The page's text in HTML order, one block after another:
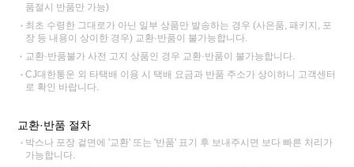
품절시 반품만 가능)
최초 수령한 그대로가 아닌 일부 상품만 발송하는 경우 (사은품, 패키지, 포
장 등 내용이 상이한 경우) 교환·반품이 불가능합니다.
교환·반품불가 사전 고지 상품인 경우 교환·반품이 불가능합니다.
CJ대한통운 외 타택배 이용 시 택배 요금과 반품 주소가 상이하니 고객센터
로 확인 바랍니다.
교환·반품 절차
박스나 포장 겉면에 '교환' 또는 '반품' 표기 후 보내주시면 보다 빠른 처리가
가능합니다.